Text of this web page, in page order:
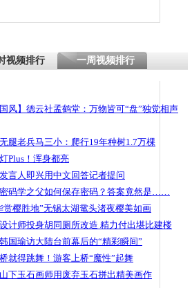
视频排行 一周视频排行
国风】德云社孟鹤堂：万物皆可“盘”独觉相声
腿老兵马三小：爬行19年种树1.7万棵
Plus！浑身都亮
言人即兴用中文回答记者提问
码学之父如何保存密码？答案竟然是……
赏樱胜地”无锡太湖鼋头渚夜樱美如画
计师投身胡同厕所改造 精力付出堪比建楼
国瑜访大陆台前幕后的“精彩瞬间”
就得跳舞！游客上桥“魔性”起舞
下玉石画师用废弃玉石拼出精美画作